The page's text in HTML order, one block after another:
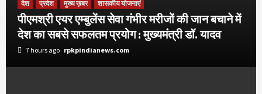
देश प्रदेश मुख्य ख़बर शासकीय योजनाएं
पीएमश्री एयर एम्बुलेंस सेवा गंभीर मरीजों की जान बचाने में
देश का सबसे सफलतम प्रयोग : मुख्यमंत्री डॉ. यादव
7 hours ago rpkpindianews.com